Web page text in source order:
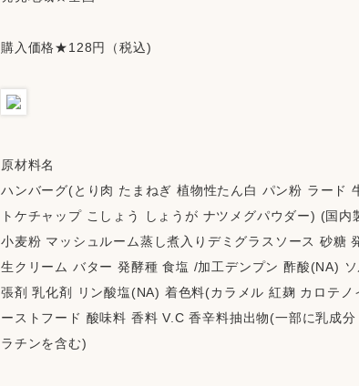
購入価格★128円（税込)
原材料名
ハンバーグ(とり肉 たまねぎ 植物性たん白 パン粉 ラード
トケチャップ こしょう しょうが ナツメグパウダー) (国内
小麦粉 マッシュルーム蒸し煮入りデミグラスソース 砂糖
生クリーム バター 発酵種 食塩 /加工デンプン 酢酸(NA)
張剤 乳化剤 リン酸塩(NA) 着色料(カラメル 紅麹 カロテ
ーストフード 酸味料 香料 V.C 香辛料抽出物(一部に乳成
ラチンを含む)